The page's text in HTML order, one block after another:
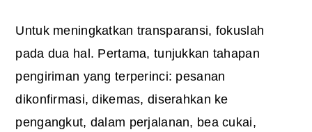
Untuk meningkatkan transparansi, fokuslah
pada dua hal. Pertama, tunjukkan tahapan
pengiriman yang terperinci: pesanan
dikonfirmasi, dikemas, diserahkan ke
pengangkut, dalam perjalanan, bea cukai,